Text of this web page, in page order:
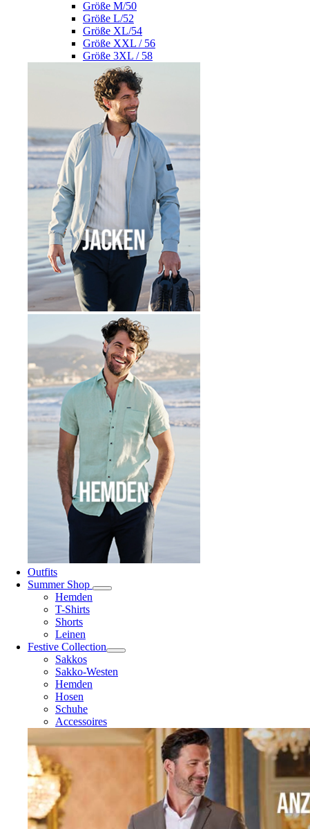
Größe M/50
Größe L/52
Größe XL/54
Größe XXL / 56
Größe 3XL / 58
Outfits
Summer Shop
Hemden
T-Shirts
Shorts
Leinen
Festive Collection
Sakkos
Sakko-Westen
Hemden
Hosen
Schuhe
Accessoires